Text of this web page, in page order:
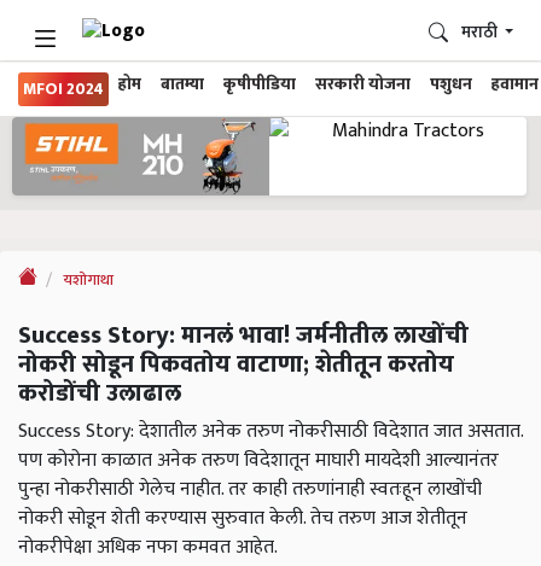
MFOI 2024 होम बातम्या कृषीपीडिया सरकारी योजना पशुधन हवामान
मराठी
यशोगाथा
Success Story: मानलं भावा! जर्मनीतील लाखोंची
नोकरी सोडून पिकवतोय वाटाणा; शेतीतून करतोय
करोडोंची उलाढाल
Success Story: देशातील अनेक तरुण नोकरीसाठी विदेशात जात असतात.
पण कोरोना काळात अनेक तरुण विदेशातून माघारी मायदेशी आल्यानंतर
पुन्हा नोकरीसाठी गेलेच नाहीत. तर काही तरुणांनाही स्वतःहून लाखोंची
नोकरी सोडून शेती करण्यास सुरुवात केली. तेच तरुण आज शेतीतून
नोकरीपेक्षा अधिक नफा कमवत आहेत.